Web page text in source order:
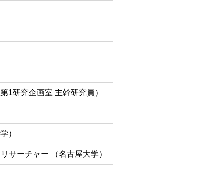
1研究企画室 主幹研究員）
）
サーチャー （名古屋大学）